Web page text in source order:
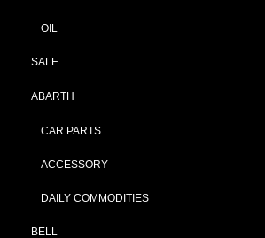
OIL
SALE
ABARTH
CAR PARTS
ACCESSORY
DAILY COMMODITIES
BELL